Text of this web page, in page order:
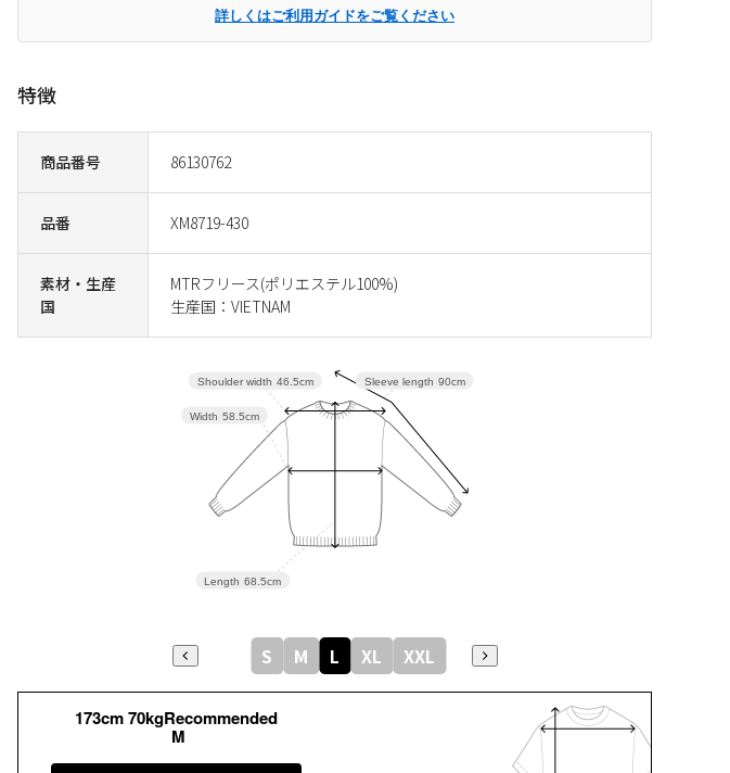
商品番号 86130762
品番 XM8719-430
素材・生産
国
MTRフリース(ポリエステル100%)
生産国：VIETNAM
詳しくはご利用ガイドをご覧ください
特徴
173cm 70kgRecommended
M
Sleeve length 90cm
Length 68.5cm
Width 58.5cm
Shoulder width 46.5cm
S M L XL XXL